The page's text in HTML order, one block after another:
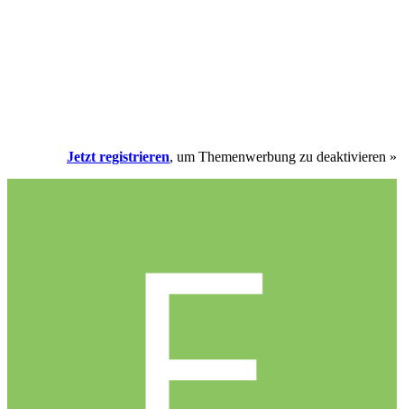
Jetzt registrieren, um Themenwerbung zu deaktivieren »